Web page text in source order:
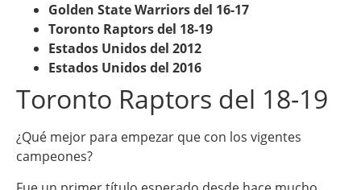
Golden State Warriors del 16-17
Toronto Raptors del 18-19
Estados Unidos del 2012
Estados Unidos del 2016
Toronto Raptors del 18-19
¿Qué mejor para empezar que con los vigentes
campeones?